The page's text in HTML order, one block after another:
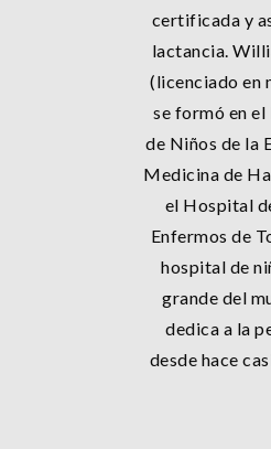
certificada y
lactancia.
(licenciado en
se formó en
de Niños de la
Medicina de
el Hospital
Enfermos de
hospital de
grande del
dedica a la
desde hace